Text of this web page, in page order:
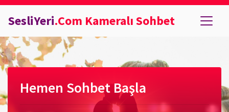
SesliYeri.Com Kameralı Sohbet
Hemen Sohbet Başla